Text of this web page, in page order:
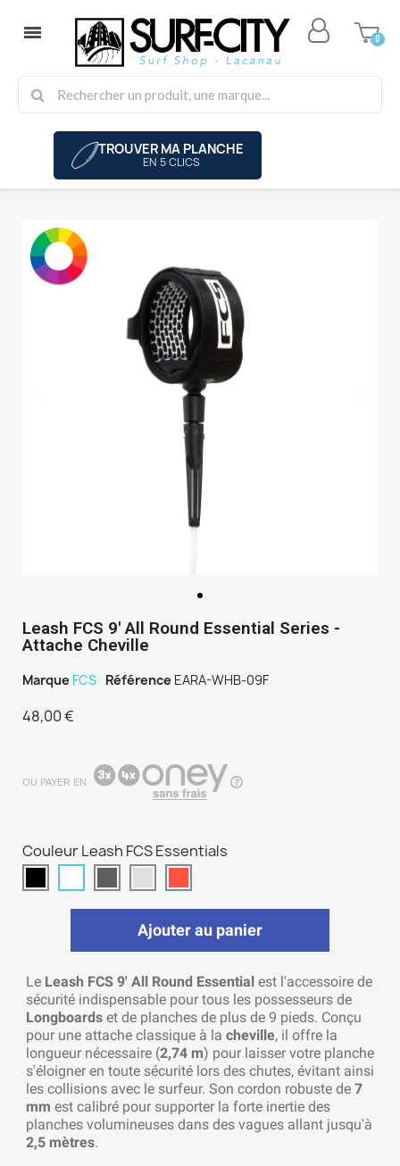
TROUVER MA PLANCHE
EN 5 CLICS
Leash FCS 9' All Round Essential Series -
Attache Cheville
Marque FCS Référence EARA-WHB-09F
48,00 €
OU PAYER EN
Couleur Leash FCS Essentials
Ajouter au panier
Le Leash FCS 9' All Round Essential est l'accessoire de
sécurité indispensable pour tous les possesseurs de
Longboards et de planches de plus de 9 pieds. Conçu
pour une attache classique à la cheville, il offre la
longueur nécessaire (2,74 m) pour laisser votre planche
s'éloigner en toute sécurité lors des chutes, évitant ainsi
les collisions avec le surfeur. Son cordon robuste de 7
mm est calibré pour supporter la forte inertie des
planches volumineuses dans des vagues allant jusqu'à
2,5 mètres.